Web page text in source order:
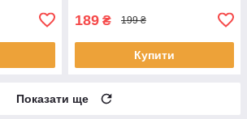
189 ₴ 199 ₴
Купити
Показати ще